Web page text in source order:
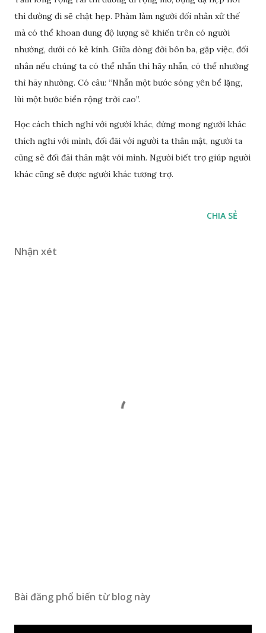
thì đường đi sẽ chật hẹp. Phàm làm người đối nhân xử thế
mà có thể khoan dung độ lượng sẽ khiến trên có người
nhường, dưới có kẻ kính. Giữa dòng đời bôn ba, gặp việc, đối
nhân nếu chúng ta có thể nhẫn thì hãy nhẫn, có thể nhường
thì hãy nhường. Có câu: “Nhẫn một bước sóng yên bể lặng,
lùi một bước biển rộng trời cao”.
Học cách thích nghi với người khác, đừng mong người khác
thích nghi với mình, đối đãi với người ta thân mật, người ta
cũng sẽ đối đãi thân mật với mình. Người biết trợ giúp người
khác cũng sẽ được người khác tương trợ.
CHIA SẺ
Nhận xét
Bài đăng phổ biến từ blog này